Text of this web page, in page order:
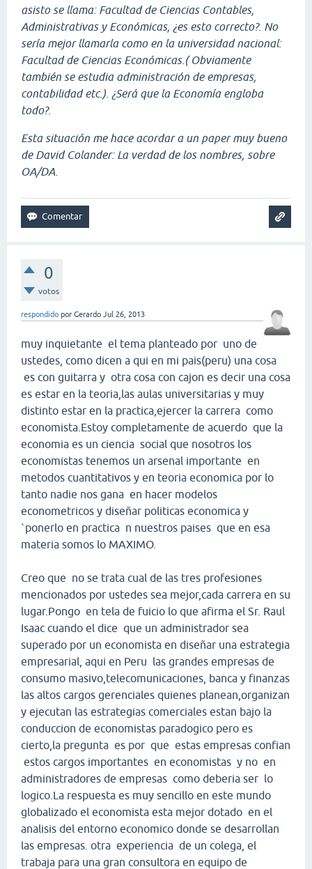
asisto se llama: Facultad de Ciencias Contables,
Administrativas y Económicas, ¿es esto correcto?. No
sería mejor llamarla como en la universidad nacional:
Facultad de Ciencias Económicas.( Obviamente
también se estudia administración de empresas,
contabilidad etc.). ¿Será que la Economía engloba
todo?.
Esta situación me hace acordar a un paper muy bueno
de David Colander: La verdad de los nombres, sobre
OA/DA.
0
votos
respondido por Gerardo Jul 26, 2013
muy inquietante el tema planteado por uno de
ustedes, como dicen a qui en mi pais(peru) una cosa
es con guitarra y otra cosa con cajon es decir una cosa
es estar en la teoria,las aulas universitarias y muy
distinto estar en la practica,ejercer la carrera como
economista.Estoy completamente de acuerdo que la
economia es un ciencia social que nosotros los
economistas tenemos un arsenal importante en
metodos cuantitativos y en teoria economica por lo
tanto nadie nos gana en hacer modelos
econometricos y diseñar politicas economica y
`ponerlo en practica n nuestros paises que en esa
materia somos lo MAXIMO.
Creo que no se trata cual de las tres profesiones
mencionados por ustedes sea mejor,cada carrera en su
lugar.Pongo en tela de fuicio lo que afirma el Sr. Raul
Isaac cuando el dice que un administrador sea
superado por un economista en diseñar una estrategia
empresarial, aqui en Peru las grandes empresas de
consumo masivo,telecomunicaciones, banca y finanzas
las altos cargos gerenciales quienes planean,organizan
y ejecutan las estrategias comerciales estan bajo la
conduccion de economistas paradogico pero es
cierto,la pregunta es por que estas empresas confian
estos cargos importantes en economistas y no en
administradores de empresas como deberia ser lo
logico.La respuesta es muy sencillo en este mundo
globalizado el economista esta mejor dotado en el
analisis del entorno economico donde se desarrollan
las empresas. otra experiencia de un colega, el
trabaja para una gran consultora en equipo de